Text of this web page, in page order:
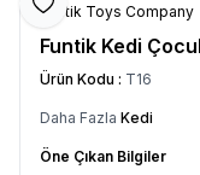
Favoriye Ekle
Funtik Toys Company
Funtik Kedi
Ürün Kodu : T16
Daha Fazla Kedi
Öne Çıkan Bilgiler